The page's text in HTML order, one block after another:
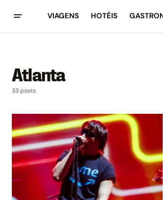
VIAGENS HOTÉIS
Atlanta
33 posts